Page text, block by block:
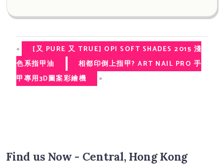
«
[又 PURE 又 TRUE] OPI SOFT SHADES 2015 淺
色系指甲油
相都印倒上指甲? ART NAIL PRO 手
甲專用3D圖案彩繪機
»
Find us Now - Central, Hong Kong